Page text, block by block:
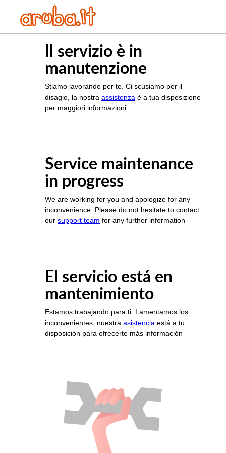
Il servizio è in
manutenzione
Stiamo lavorando per te. Ci scusiamo per il
disagio, la nostra assistenza è a tua disposizione
per maggiori informazioni
Service maintenance
in progress
We are working for you and apologize for any
inconvenience. Please do not hesitate to contact
our support team for any further information
El servicio está en
mantenimiento
Estamos trabajando para ti. Lamentamos los
inconvenientes, nuestra asistencia está a tu
disposición para ofrecerte más información